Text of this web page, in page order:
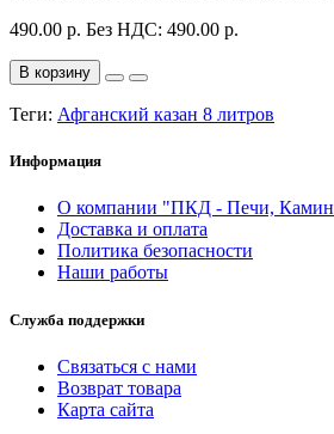
490.00 р. Без НДС: 490.00 р.
В корзину
Теги: Афганский казан 8 литров
Информация
О компании "ПКД - Печи,
Доставка и оплата
Политика безопасности
Наши работы
Служба поддержки
Связаться с нами
Возврат товара
Карта сайта